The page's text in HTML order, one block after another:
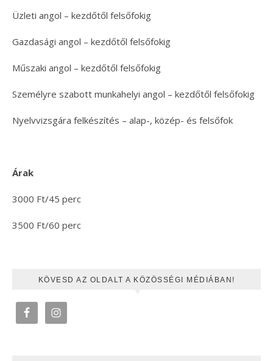
Üzleti angol – kezdőtől felsőfokig
Gazdasági angol – kezdőtől felsőfokig
Műszaki angol – kezdőtől felsőfokig
Személyre szabott munkahelyi angol – kezdőtől felsőfokig
Nyelvvizsgára felkészítés – alap-, közép- és felsőfok
Árak
3000 Ft/45 perc
3500 Ft/60 perc
KÖVESD AZ OLDALT A KÖZÖSSÉGI MÉDIÁBAN!